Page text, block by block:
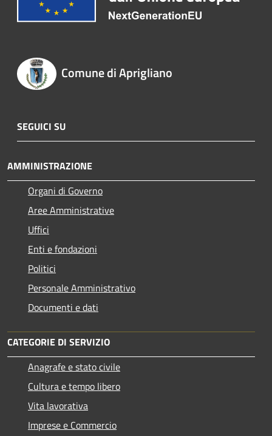
Comune di Aprigliano
SEGUICI SU
AMMINISTRAZIONE
Organi di Governo
Aree Amministrative
Uffici
Enti e fondazioni
Politici
Personale Amministrativo
Documenti e dati
CATEGORIE DI SERVIZIO
Anagrafe e stato civile
Cultura e tempo libero
Vita lavorativa
Imprese e Commercio